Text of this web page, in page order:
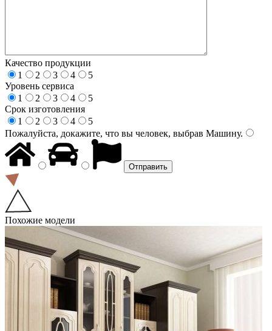
Качество продукции
1
2 3 4
5
Уровень сервиса
1
2 3 4
5
Срок изготовления
1
2 3 4
5
Пожалуйста, докажите, что вы человек, выбрав Машину.
Похожие модели